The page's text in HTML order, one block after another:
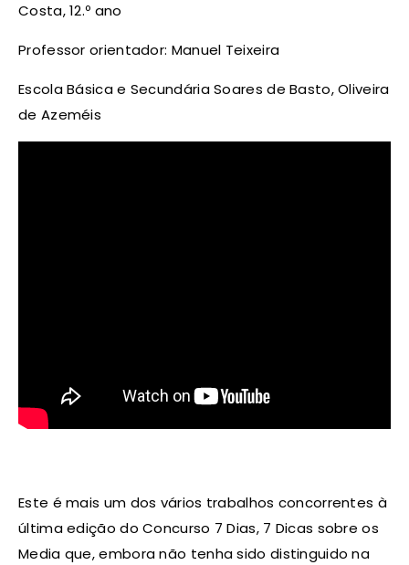
Costa, 12.º ano
Professor orientador: Manuel Teixeira
Escola Básica e Secundária Soares de Basto, Oliveira
de Azeméis
Este é mais um dos vários trabalhos concorrentes à
última edição do Concurso 7 Dias, 7 Dicas sobre os
Media que, embora não tenha sido distinguido na